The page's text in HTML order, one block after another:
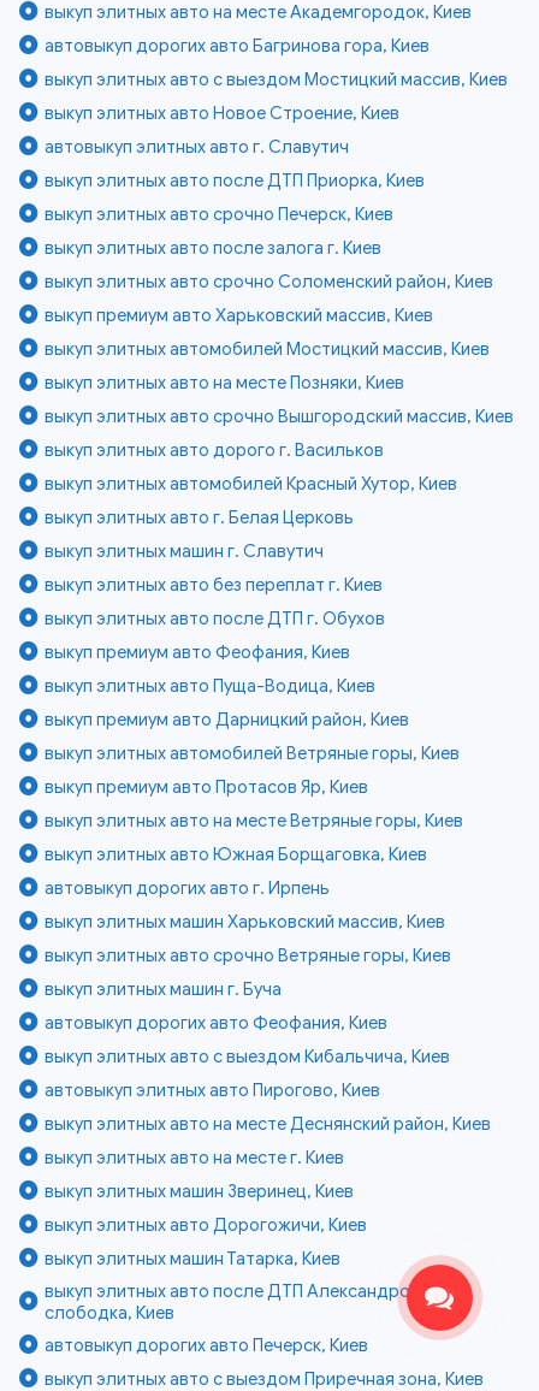
выкуп элитных авто на месте Академгородок, Киев
автовыкуп дорогих авто Багринова гора, Киев
выкуп элитных авто с выездом Мостицкий массив, Киев
выкуп элитных авто Новое Строение, Киев
автовыкуп элитных авто г. Славутич
выкуп элитных авто после ДТП Приорка, Киев
выкуп элитных авто срочно Печерск, Киев
выкуп элитных авто после залога г. Киев
выкуп элитных авто срочно Соломенский район, Киев
выкуп премиум авто Харьковский массив, Киев
выкуп элитных автомобилей Мостицкий массив, Киев
выкуп элитных авто на месте Позняки, Киев
выкуп элитных авто срочно Вышгородский массив, Киев
выкуп элитных авто дорого г. Васильков
выкуп элитных автомобилей Красный Хутор, Киев
выкуп элитных авто г. Белая Церковь
выкуп элитных машин г. Славутич
выкуп элитных авто без переплат г. Киев
выкуп элитных авто после ДТП г. Обухов
выкуп премиум авто Феофания, Киев
выкуп элитных авто Пуща-Водица, Киев
выкуп премиум авто Дарницкий район, Киев
выкуп элитных автомобилей Ветряные горы, Киев
выкуп премиум авто Протасов Яр, Киев
выкуп элитных авто на месте Ветряные горы, Киев
выкуп элитных авто Южная Борщаговка, Киев
автовыкуп дорогих авто г. Ирпень
выкуп элитных машин Харьковский массив, Киев
выкуп элитных авто срочно Ветряные горы, Киев
выкуп элитных машин г. Буча
автовыкуп дорогих авто Феофания, Киев
выкуп элитных авто с выездом Кибальчича, Киев
автовыкуп элитных авто Пирогово, Киев
выкуп элитных авто на месте Деснянский район, Киев
выкуп элитных авто на месте г. Киев
выкуп элитных машин Зверинец, Киев
выкуп элитных авто Дорогожичи, Киев
выкуп элитных машин Татарка, Киев
выкуп элитных авто после ДТП Александровская
слободка, Киев
автовыкуп дорогих авто Печерск, Киев
выкуп элитных авто с выездом Приречная зона, Киев